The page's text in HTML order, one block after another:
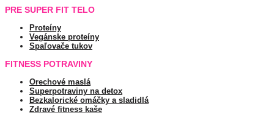
PRE SUPER FIT TELO
Proteíny
Vegánske proteíny
Spaľovače tukov
FITNESS POTRAVINY
Orechové maslá
Superpotraviny na detox
Bezkalorické omáčky a sladidlá
Zdravé fitness kaše